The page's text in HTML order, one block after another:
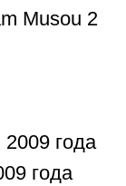
Musou 2
года
года